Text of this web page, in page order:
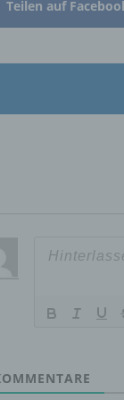
Teilen auf
„betroffene
Person
Kennnummer, zu
einem oder
physischen,
wirtschaftlichen,
natürliche Person,
Verarbeitung ist